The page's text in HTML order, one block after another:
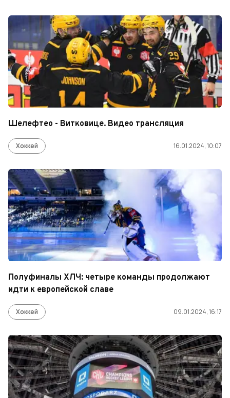
Шелефтео - Витковице. Видео трансляция
Хоккей 16.01.2024, 10:07
Полуфиналы ХЛЧ: четыре команды продолжают
идти к европейской славе
Хоккей 09.01.2024, 16:17